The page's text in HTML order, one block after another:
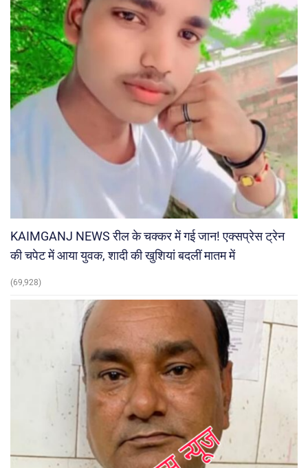
KAIMGANJ NEWS रील के चक्कर में गई जान! एक्सप्रेस ट्रेन
की चपेट में आया युवक, शादी की खुशियां बदलीं मातम में
(69,928)